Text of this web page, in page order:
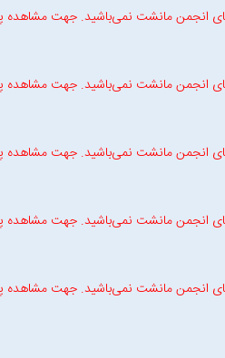
انجمن مانشت نمی‌باشید. جهت مشاهده
انجمن مانشت نمی‌باشید. جهت مشاهده
انجمن مانشت نمی‌باشید. جهت مشاهده
انجمن مانشت نمی‌باشید. جهت مشاهده
انجمن مانشت نمی‌باشید. جهت مشاهده